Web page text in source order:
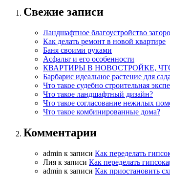
Свежие записи
Ландшафтное благоустройство
Как делать ремонт в новой квартире
Баня своими руками
Асфальт и его особенности
КВАРТИРЫ В НОВОСТРОЙКЕ,
Барбарис идеальное растение для сада
Что такое судебно строительная
Что такое ландшафтный дизайн?
Что такое согласование нежилых
Что такое комбинированные дома?
Комментарии
admin к записи Как переделать
Лия к записи Как переделать
admin к записи Как приостановить